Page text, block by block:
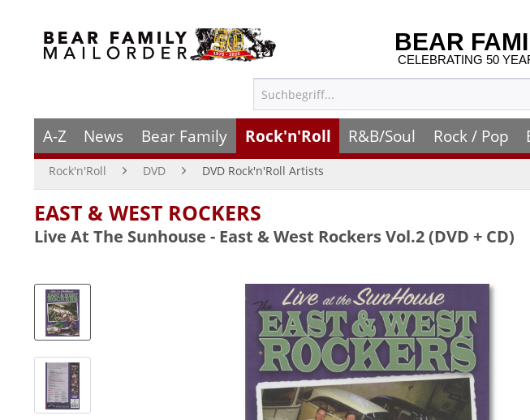
BEAR
CELEBRATING 50
A-Z News Bear Family Rock'n'Roll R&B/Soul Rock / Pop
Rock'n'Roll DVD DVD Rock'n'Roll Artists
EAST & WEST ROCKERS
Live At The Sunhouse - East & West Rockers Vol.2 (DVD + CD)